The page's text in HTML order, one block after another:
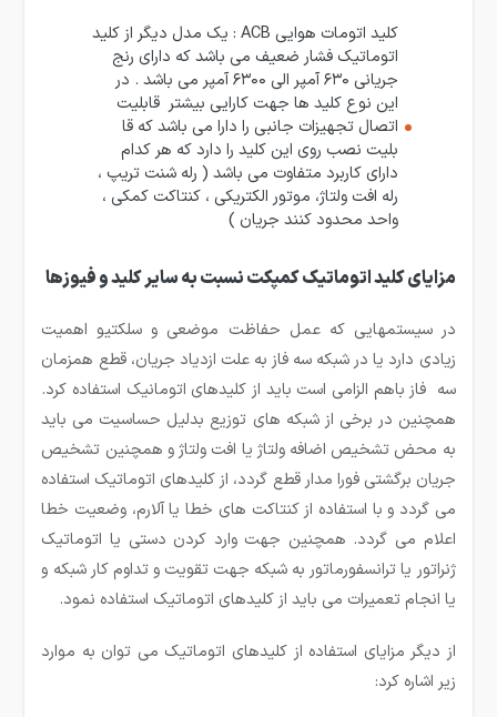
کلید اتومات هوایی ACB : یک مدل دیگر از کلید
اتوماتیک فشار ضعیف می باشد که دارای رنج
جریانی ۶۳۰ آمپر الی ۶۳۰۰ آمپر می باشد . در
این نوع کلید ها جهت کارایی بیشتر قابلیت
اتصال تجهیزات جانبی را دارا می باشد که قا
بلیت نصب روی این کلید را دارد که هر کدام
دارای کاربرد متفاوت می باشد ( رله شنت تریپ ،
رله افت ولتاژ، موتور الکتریکی ، کنتاکت کمکی ،
واحد محدود کنند جریان )
مزایای کلید اتوماتیک کمپکت نسبت به سایر کلید و فیوزها
در سیستمهایی که عمل حفاظت موضعی و سلکتیو اهمیت
زیادی دارد یا در شبکه سه فاز به علت ازدیاد جریان، قطع همزمان
سه فاز باهم الزامی است باید از کلیدهای اتومانیک استفاده کرد.
همچنین در برخی از شبکه های توزیع بدلیل حساسیت می باید
به محض تشخیص اضافه ولتاژ یا افت ولتاژ و همچنین تشخیص
جریان برگشتی فورا مدار قطع گردد، از کلیدهای اتوماتیک استفاده
می گردد و با استفاده از کنتاکت های خطا یا آلارم، وضعیت خطا
اعلام می گردد. همچنین جهت وارد کردن دستی یا اتوماتیک
ژنراتور یا ترانسفورماتور به شبکه جهت تقویت و تداوم کار شبکه و
یا انجام تعمیرات می باید از کلیدهای اتوماتیک استفاده نمود.
از دیگر مزایای استفاده از کلیدهای اتوماتیک می توان به موارد
زیر اشاره کرد: